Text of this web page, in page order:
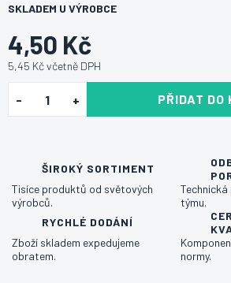
4,50 Kč
5,45 Kč včetně DPH
SKLADEM U VÝROBCE
PŘIDAT DO
ŠIROKÝ SORTIMENT
Tisíce produktů od světových
výrobců.
týmu.
RYCHLÉ DODÁNÍ
Zboží skladem expedujeme
obratem.
normy.